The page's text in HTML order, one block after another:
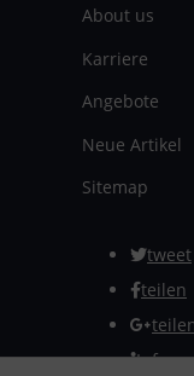
About us
Karriere
Angebote
Neue Artikel
Sitemap
tweet
teilen
Info